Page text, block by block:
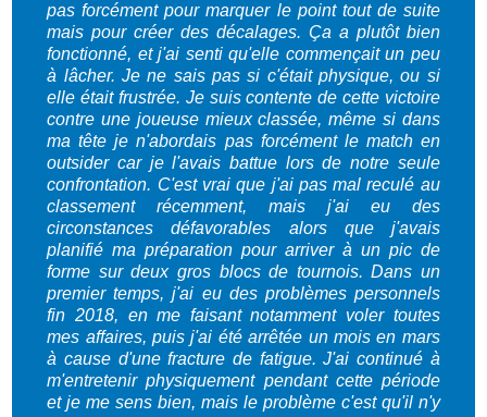
pas forcément pour marquer le point tout de suite
mais pour créer des décalages. Ça a plutôt bien
fonctionné, et j'ai senti qu'elle commençait un peu
à lâcher. Je ne sais pas si c'était physique, ou si
elle était frustrée. Je suis contente de cette victoire
contre une joueuse mieux classée, même si dans
ma tête je n'abordais pas forcément le match en
outsider car je l'avais battue lors de notre seule
confrontation. C'est vrai que j'ai pas mal reculé au
classement récemment, mais j'ai eu des
circonstances défavorables alors que j'avais
planifié ma préparation pour arriver à un pic de
forme sur deux gros blocs de tournois. Dans un
premier temps, j'ai eu des problèmes personnels
fin 2018, en me faisant notamment voler toutes
mes affaires, puis j'ai été arrêtée un mois en mars
à cause d'une fracture de fatigue. J'ai continué à
m'entretenir physiquement pendant cette période
et je me sens bien, mais le problème c'est qu'il n'y